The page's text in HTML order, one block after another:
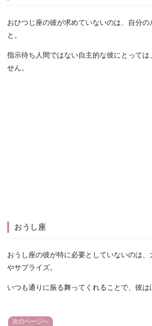
おひつじ座の彼が求めていないのは、自分の
と。
指示待ち人間ではない自主的な彼にとっては
せん。
おうし座
おうし座の彼が特に必要としていないのは
やサプライズ。
いつも通りに振る舞ってくれることで、彼は
次のページへ